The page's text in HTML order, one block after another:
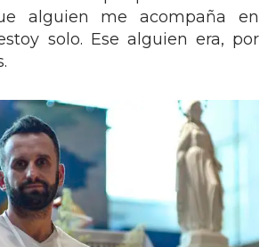
alguien me acompaña en
solo. Ese alguien era, por